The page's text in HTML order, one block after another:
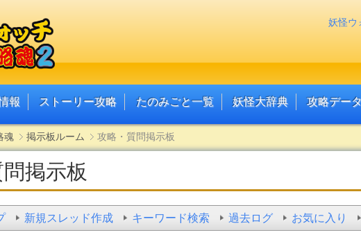
妖怪ウ
報 ストーリー攻略 たのみごと一覧 妖怪大辞典 攻略データ
魂 掲示板ルーム 攻略・質問掲示板
掲示板
新規スレッド作成 キーワード検索 過去ログ お気に入り